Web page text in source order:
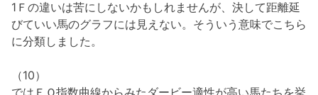
1Ｆの違いは苦にしないかもしれませんが、決して距離延
びていい馬のグラフには見えない。そういう意味でこちら
に分類しました。
（10）
ではＥＱ指数曲線からみたダービー適性が高い馬たちを挙